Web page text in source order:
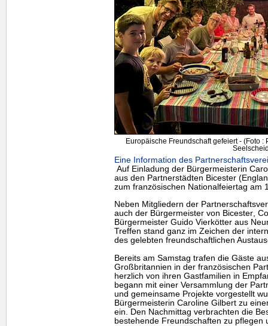
Europäische Freundschaft gefeiert - (Foto
Eine Information des
Auf Einladung der Bürgermeisterin
aus den Partnerstädten Bicester
zum französischen Nationalfeiertag am
Neben Mitgliedern der
auch der Bürgermeister von Bicester,
Bürgermeister Guido Vierkötter aus
Treffen stand ganz im Zeichen der
des gelebten freundschaftlichen
Bereits am Samstag trafen die Gäste
Großbritannien in der französischen
herzlich von ihren Gastfamilien in
begann mit einer Versammlung der
und gemeinsame Projekte vorgestellt
Bürgermeisterin Caroline Gilbert zu
ein. Den Nachmittag verbrachten die
bestehende Freundschaften zu pflegen